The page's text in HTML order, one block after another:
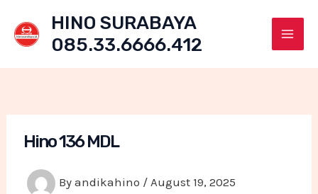
content
HINO SURABAYA
085.33.6666.412
Hino 136 MDL
Byandikahino / August 19, 2025